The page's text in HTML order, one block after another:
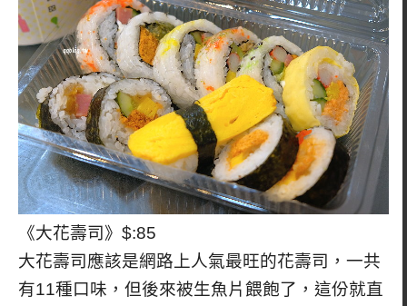
《大花壽司》$:85
大花壽司應該是網路上人氣最旺的花壽司，一共
有11種口味，但後來被生魚片餵飽了，這份就直